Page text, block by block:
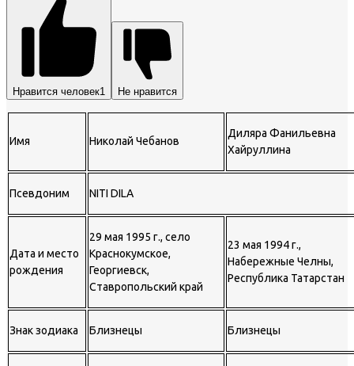
Нравится человек1 Не нравится
Имя Николай Чебанов
Диляра Фанильевна
Хайруллина
Псевдоним NITI DILA
Дата и место
рождения
29 мая 1995 г., село
Краснокумское,
Георгиевск,
Ставропольский край
23 мая 1994 г.,
Набережные Челны,
Республика Татарстан
Знак зодиака Близнецы Близнецы